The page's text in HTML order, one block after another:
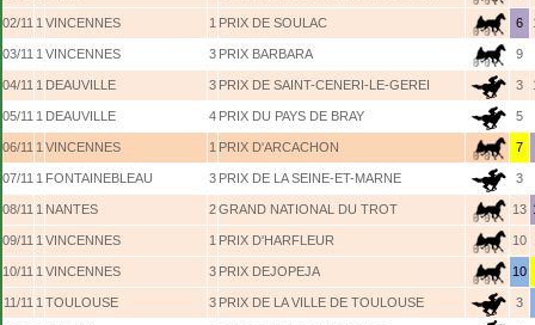
02/11 1 VINCENNES 1 PRIX DE SOULAC 6
03/11 1 VINCENNES 3 PRIX BARBARA 9
04/11 1 DEAUVILLE 3 PRIX DE SAINT-CENERI-LE-GEREI 3
05/11 1 DEAUVILLE 4 PRIX DU PAYS DE BRAY 5
06/11 1 VINCENNES 1 PRIX D'ARCACHON 7
07/11 1 FONTAINEBLEAU 3 PRIX DE LA SEINE-ET-MARNE 3
08/11 1 NANTES 2GRAND NATIONAL DU TROT 13
09/11 1 VINCENNES 1 PRIX D'HARFLEUR 10
10/11 1 VINCENNES 3 PRIX DEJOPEJA 10
11/11 1 TOULOUSE 3 PRIX DE LA VILLE DE TOULOUSE 3